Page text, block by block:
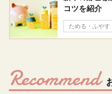
コツを紹介
ためる・ふやす
Recommend